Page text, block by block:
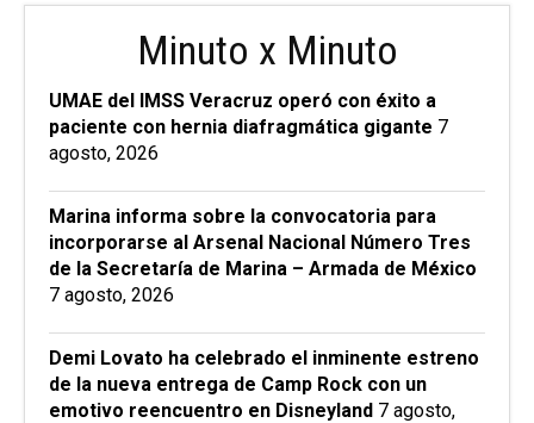
Minuto x Minuto
UMAE del IMSS Veracruz operó con éxito a
paciente con hernia diafragmática gigante 7
agosto, 2026
Marina informa sobre la convocatoria para
incorporarse al Arsenal Nacional Número Tres
de la Secretaría de Marina – Armada de México
7 agosto, 2026
Demi Lovato ha celebrado el inminente estreno
de la nueva entrega de Camp Rock con un
emotivo reencuentro en Disneyland 7 agosto,